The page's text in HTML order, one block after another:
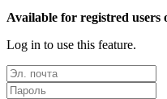
Available for registred users
Log in to use this feature.